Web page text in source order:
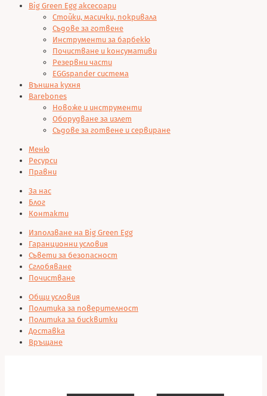
Big Green Egg аксесоари
Стойки, масички, покривала
Съдове за готвене
Инструменти за барбекю
Почистване и консумативи
Резервни части
EGGspander система
Външна кухня
Barebones
Новоже и инструменти
Оборудване за излет
Съдове за готвене и сервиране
Меню
Ресурси
Правни
За нас
Блог
Контакти
Използване на Big Green Egg
Гаранционни условия
Съвети за безопасност
Сглобяване
Почистване
Общи условия
Политика за поверителност
Политика за бисквитки
Доставка
Връщане